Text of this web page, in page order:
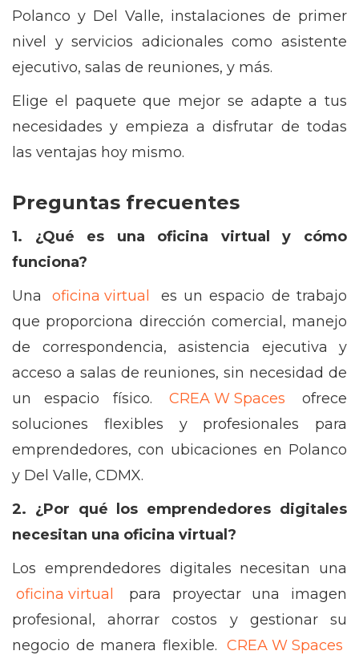
Polanco y Del Valle, instalaciones de primer
nivel y servicios adicionales como asistente
ejecutivo, salas de reuniones, y más.
Elige el paquete que mejor se adapte a tus
necesidades y empieza a disfrutar de todas
las ventajas hoy mismo.
Preguntas frecuentes
1. ¿Qué es una oficina virtual y cómo
funciona?
Una
oficina virtual
es un espacio de trabajo
que proporciona dirección comercial, manejo
de correspondencia, asistencia ejecutiva y
acceso a salas de reuniones, sin necesidad de
un espacio físico.
CREA W Spaces
ofrece
soluciones flexibles y profesionales para
emprendedores, con ubicaciones en Polanco
y Del Valle, CDMX.
2. ¿Por qué los emprendedores digitales
necesitan una oficina virtual?
Los emprendedores digitales necesitan una
oficina virtual
para proyectar una imagen
profesional, ahorrar costos y gestionar su
negocio de manera flexible. CREA W Spaces